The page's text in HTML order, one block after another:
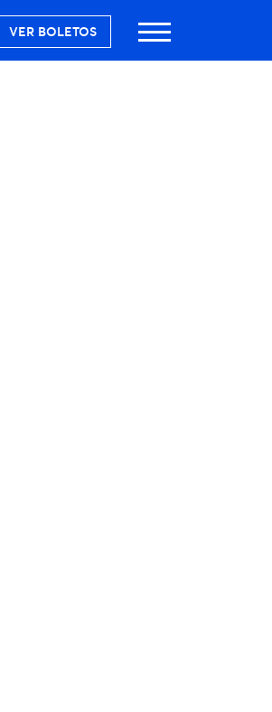
VER BOLETOS